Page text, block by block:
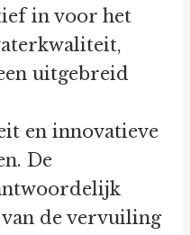
in voor het
uitgebreid
en innovatieve
De
de vervuiling